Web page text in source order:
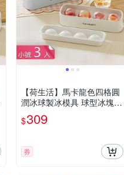
【荷生活】馬卡龍色四格圓
潤冰球製冰模具 球型冰塊不
易融化易脫模製冰盒-小號3
入組
$309
券